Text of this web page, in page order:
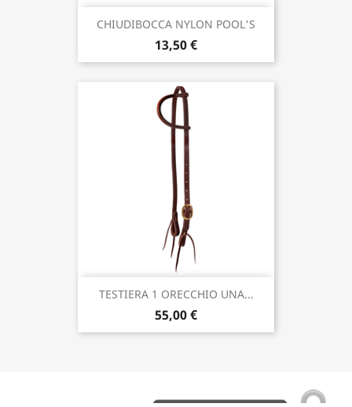
CHIUDIBOCCA NYLON POOL'S
13,50 €
TESTIERA 1 ORECCHIO UNA...
55,00 €